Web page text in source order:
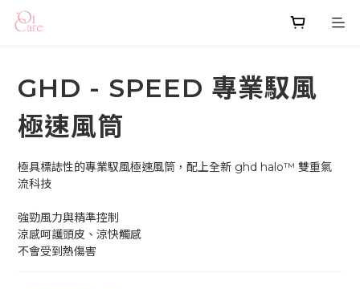
GHD - SPEED 專業馭風
極速風筒
極具標誌性的專業馭風極速風筒，配上全新 ghd halo™ 雙重氣
流科技
強勁風力與精準控制
涼感呵護頭皮、涼快觸感
不會受到熱傷害